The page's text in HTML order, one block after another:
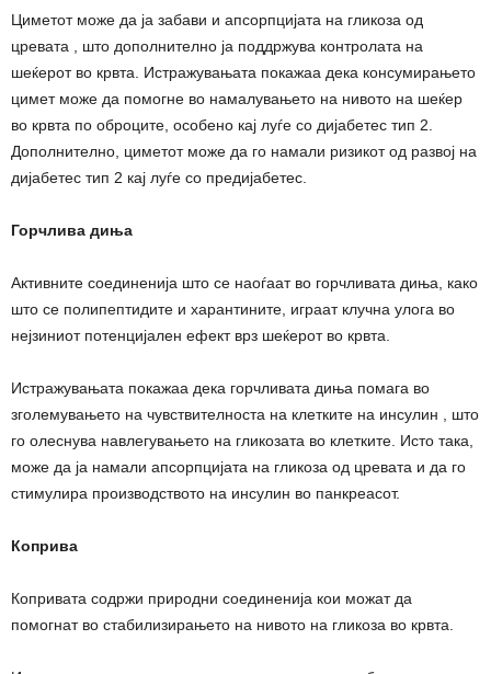
Циметот може да ја забави и апсорпцијата на гликоза од
цревата , што дополнително ја поддржува контролата на
шеќерот во крвта. Истражувањата покажаа дека консумирањето
цимет може да помогне во намалувањето на нивото на шеќер
во крвта по оброците, особено кај луѓе со дијабетес тип 2.
Дополнително, циметот може да го намали ризикот од развој на
дијабетес тип 2 кај луѓе со предијабетес.
Горчлива диња
Активните соединенија што се наоѓаат во горчливата диња, како
што се полипептидите и харантините, играат клучна улога во
нејзиниот потенцијален ефект врз шеќерот во крвта.
Истражувањата покажаа дека горчливата диња помага во
зголемувањето на чувствителноста на клетките на инсулин , што
го олеснува навлегувањето на гликозата во клетките. Исто така,
може да ја намали апсорпцијата на гликоза од цревата и да го
стимулира производството на инсулин во панкреасот.
Коприва
Копривата содржи природни соединенија кои можат да
помогнат во стабилизирањето на нивото на гликоза во крвта.